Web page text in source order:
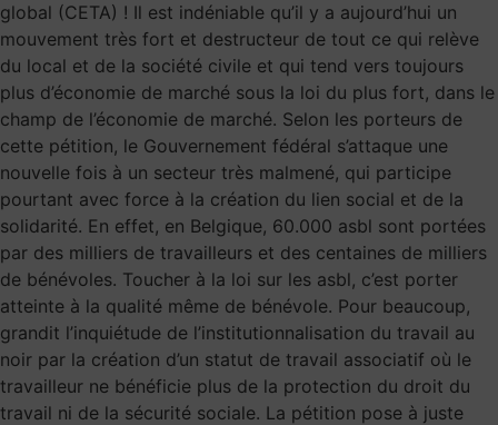
global (CETA) ! Il est indéniable qu’il y a aujourd’hui un
mouvement très fort et destructeur de tout ce qui relève
du local et de la société civile et qui tend vers toujours
plus d’économie de marché sous la loi du plus fort, dans le
champ de l’économie de marché. Selon les porteurs de
cette pétition, le Gouvernement fédéral s’attaque une
nouvelle fois à un secteur très malmené, qui participe
pourtant avec force à la création du lien social et de la
solidarité. En effet, en Belgique, 60.000 asbl sont portées
par des milliers de travailleurs et des centaines de milliers
de bénévoles. Toucher à la loi sur les asbl, c’est porter
atteinte à la qualité même de bénévole. Pour beaucoup,
grandit l’inquiétude de l’institutionnalisation du travail au
noir par la création d’un statut de travail associatif où le
travailleur ne bénéficie plus de la protection du droit du
travail ni de la sécurité sociale. La pétition pose à juste